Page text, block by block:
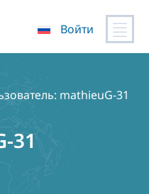
Войти
mathieuG-31
31